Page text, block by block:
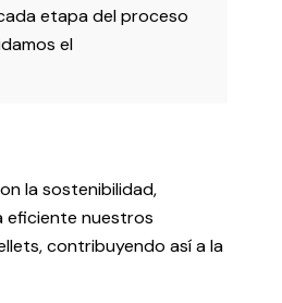
etapa del proceso
el
la sostenibilidad,
eficiente nuestros
contribuyendo así a la